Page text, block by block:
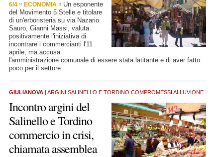
6/4 ECONOMIA
Un esponente
del Movimento 5 Stelle e titolare
di un'erboristeria su via Nazario
Sauro, Gianni Massi, valuta
positivamente l'iniziativa di
incontrare i commercianti l'11
aprile, ma accusa
l'amministrazione comunale di essere stata latitante e di aver fatto
poco per il settore
GIULIANOVA | ARGINI SALINELLO E TORDINO COMPROMESSI ALLUVIONE
Incontro argini del
Salinello e Tordino
commercio in crisi,
chiamata assemblea